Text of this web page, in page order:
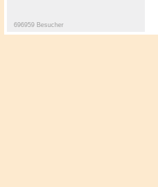
696959 Besucher